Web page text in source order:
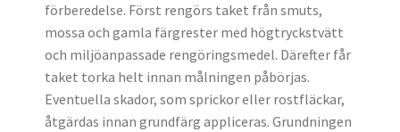
förberedelse. Först rengörs taket från smuts,
mossa och gamla färgrester med högtryckstvätt
och miljöanpassade rengöringsmedel. Därefter får
taket torka helt innan målningen påbörjas.
Eventuella skador, som sprickor eller rostfläckar,
åtgärdas innan grundfärg appliceras. Grundningen